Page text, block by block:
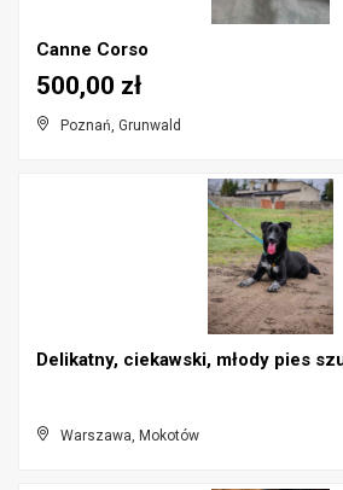
Canne Corso
Poznań, Grunwald
500,00 zł
Delikatny, ciekawski, młody pies
Warszawa, Mokotów